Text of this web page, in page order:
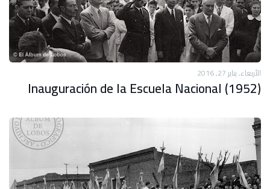
الأربعاء, يناير 27, 2016
Inauguración de la Escuela Nacional (1952)